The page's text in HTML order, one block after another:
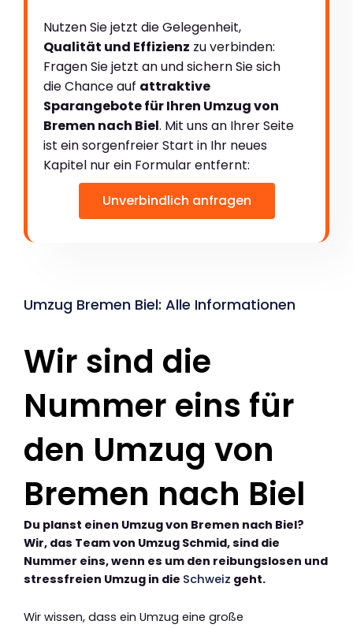
Nutzen Sie jetzt die Gelegenheit,
Qualität und Effizienz zu verbinden:
Fragen Sie jetzt an und sichern Sie sich
die Chance auf attraktive
Sparangebote für Ihren Umzug von
Bremen nach Biel. Mit uns an Ihrer Seite
ist ein sorgenfreier Start in Ihr neues
Kapitel nur ein Formular entfernt:
Unverbindlich anfragen
Umzug Bremen Biel: Alle Informationen
Wir sind die
Nummer eins für
den Umzug von
Bremen nach Biel
Du planst einen Umzug von Bremen nach Biel?
Wir, das Team von Umzug Schmid, sind die
Nummer eins, wenn es um den reibungslosen und
stressfreien Umzug in die Schweiz geht.
Wir wissen, dass ein Umzug eine große